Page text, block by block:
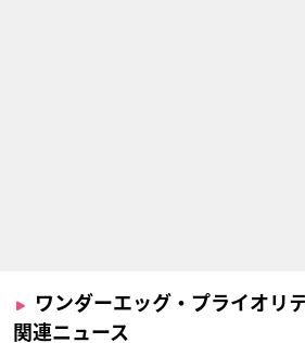
ワンダーエッグ・プライオリ
関連ニュース